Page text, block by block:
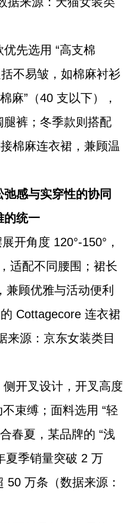
优先选用 “高支棉
不易皱，如棉麻衬衫
麻”（40 支以下），
裤；冬季款则搭配
棉麻连衣裙，兼顾温
弛感与实穿性的协同
的统一
开角度 120°-150°，
适配不同腰围；裙长
兼顾优雅与活动便利
Cottagecore 连衣裙
来源：京东女装类目
开叉设计，开叉高度
束缚；面料选用 “轻
春夏，某品牌的 “浅
夏季销量突破 2 万
50 万条（数据来源：